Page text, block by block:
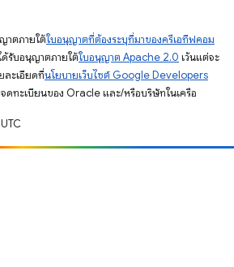
าตภายใต้ใบอนุญาตที่ต้องระบุที่มาของครีเอทีฟคอม
ด้รับอนุญาตภายใต้ใบอนุญาต Apache 2.0 เว้นแต่จะ
ละเอียดที่นโยบายเว็บไซต์ Google Developers
ดทะเบียนของ Oracle และ/หรือบริษัทในเครือ